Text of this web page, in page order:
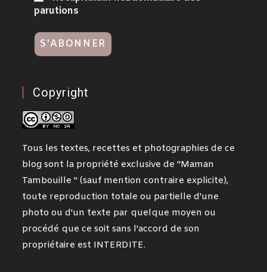
parutions
Copyright
Tous les textes, recettes et photographies de ce
blog sont la propriété exclusive de "Maman
Tambouille " (sauf mention contraire explicite),
toute reproduction totale ou partielle d'une
photo ou d'un texte par quelque moyen ou
procédé que ce soit sans l'accord de son
propriétaire est INTERDITE.